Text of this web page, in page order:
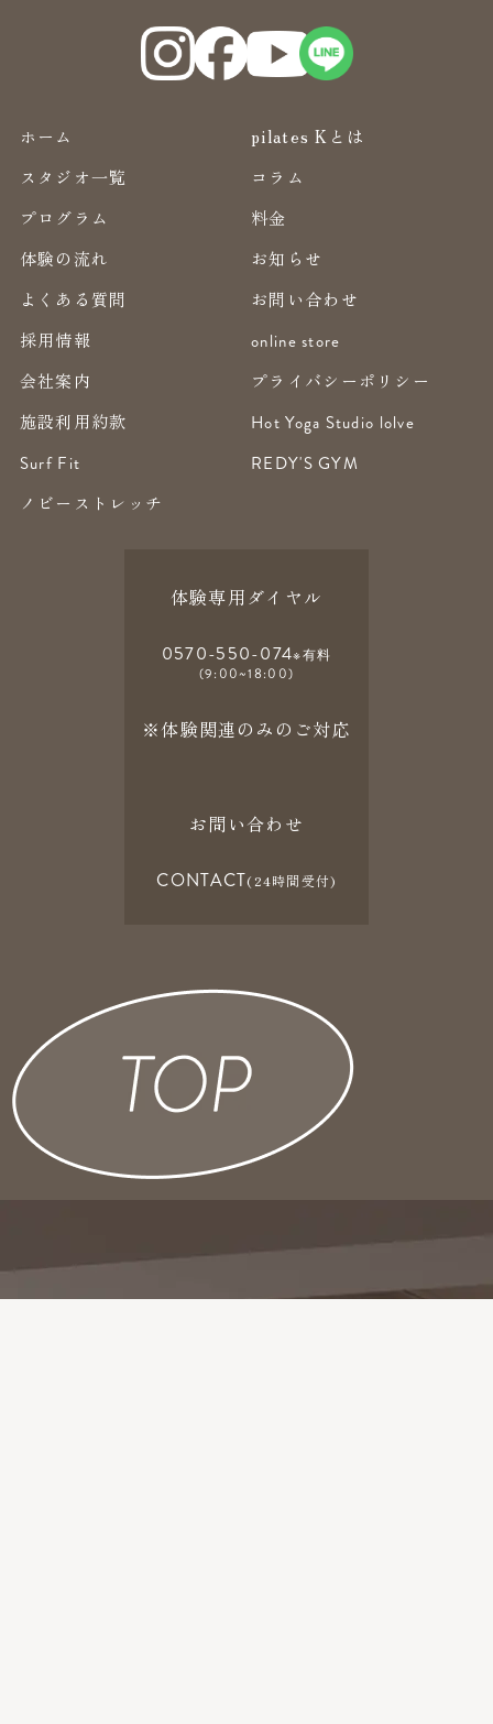
ホーム
pilates Kとは
スタジオ一覧
コラム
プログラム
料金
体験の流れ
お知らせ
よくある質問
お問い合わせ
採用情報
online store
会社案内
プライバシーポリシー
施設利用約款
Hot Yoga Studio lolve
Surf Fit
REDY'S GYM
ノビーストレッチ
体験専用ダイヤル
0570-550-074※有料
(9:00~18:00)
※体験関連のみのご対応
お問い合わせ
CONTACT(24時間受付)